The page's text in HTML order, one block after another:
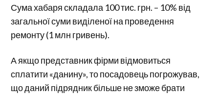
Сума хабаря складала 100 тис. грн. – 10% від
загальної суми виділеної на проведення
ремонту (1 млн гривень).
А якщо представник фірми відмовиться
сплатити «данину», то посадовець погрожував,
що даний підрядник більше не зможе брати